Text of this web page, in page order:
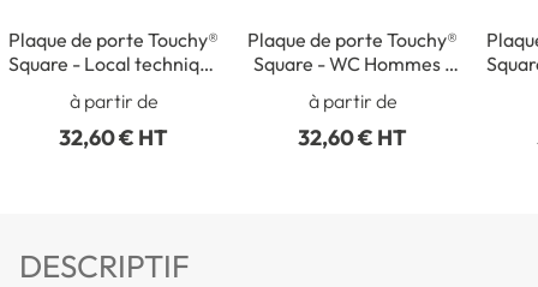
Plaque de porte Touchy®
Square - Local technique
- 120 x 120 mm - Relief
et braille
à partir de
32,60 € HT
Plaque de porte Touchy®
Square - WC Hommes -
120 x 120 mm - Relief et
braille
à partir de
32,60 € HT
DESCRIPTIF